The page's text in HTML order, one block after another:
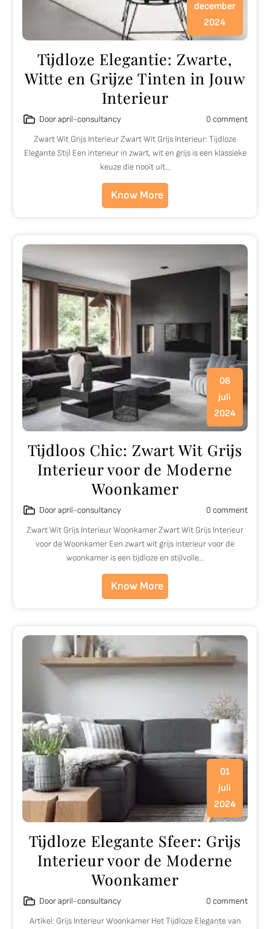
december
2024
Tijdloze Elegantie: Zwarte,
Witte en Grijze Tinten in Jouw
Interieur
Door april-consultancy
0 comment
Zwart Wit Grijs Interieur Zwart Wit Grijs Interieur: Tijdloze
Elegante Stijl Een interieur in zwart, wit en grijs is een klassieke
keuze die nooit uit…
Know More
08
juli
2024
Tijdloos Chic: Zwart Wit Grijs
Interieur voor de Moderne
Woonkamer
Door april-consultancy
0 comment
Zwart Wit Grijs Interieur Woonkamer Zwart Wit Grijs Interieur
voor de Woonkamer Een zwart wit grijs interieur voor de
woonkamer is een tijdloze en stijlvolle…
Know More
01
juli
2024
Tijdloze Elegante Sfeer: Grijs
Interieur voor de Moderne
Woonkamer
Door april-consultancy
0 comment
Artikel: Grijs Interieur Woonkamer Het Tijdloze Elegante van